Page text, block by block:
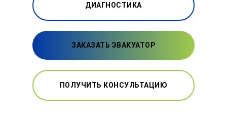
ДИАГНОСТИКА
ЗАКАЗАТЬ ЭВАКУАТОР
ПОЛУЧИТЬ КОНСУЛЬТАЦИЮ